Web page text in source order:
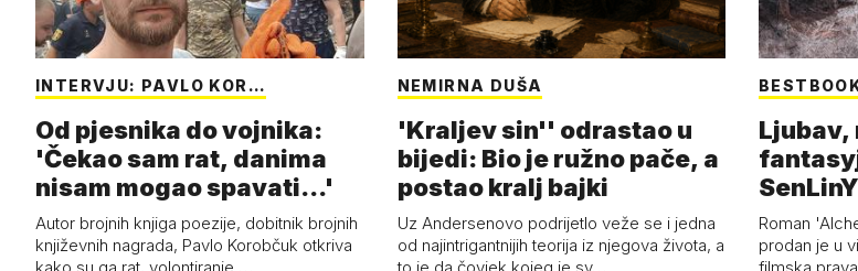
INTERVJU: PAVLO KOR…
Od pjesnika do vojnika:
'Čekao sam rat, danima
nisam mogao spavati...'
Autor brojnih knjiga poezije, dobitnik brojnih
književnih nagrada, Pavlo Korobčuk otkriva
NEMIRNA DUŠA
'Kraljev sin'' odrastao u
bijedi: Bio je ružno pače, a
postao kralj bajki
Uz Andersenovo podrijetlo veže se i jedna
od najintrigantnijih teorija iz njegova života, a
Ljubav,
Roman
prodan je u